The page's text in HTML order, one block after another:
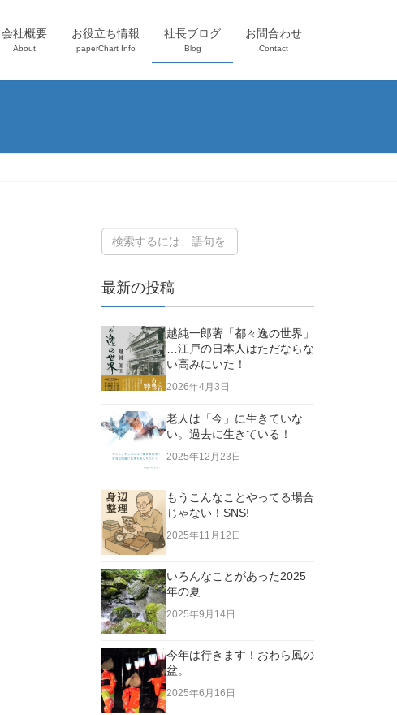
会社概要
About
お役立ち情報
paperChart Info
社長ブログ
Blog
お問合わせ
Contact
最新の投稿
越純一郎著「都々逸の世界」
…江戸の日本人はただならな
い高みにいた！
2026年4月3日
老人は「今」に生きていな
い。過去に生きている！
2025年12月23日
もうこんなことやってる場合
じゃない！SNS!
2025年11月12日
いろんなことがあった2025
年の夏
2025年9月14日
今年は行きます！おわら風の
盆。
2025年6月16日